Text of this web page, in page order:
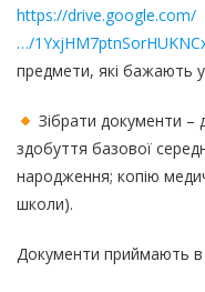
https://drive.google.com/
…/
предмети, які бажають
Зібрати документи –
здобуття базової
народження; копію
школи).
Документи приймають в